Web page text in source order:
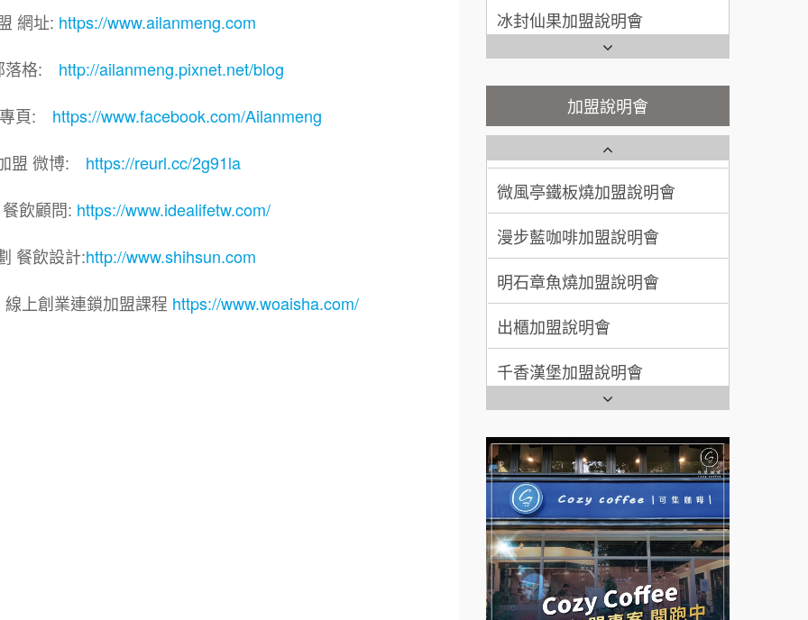
網址: https://www.ailanmeng.com
落格: http://ailanmeng.pixnet.net/blog
頁: https://www.facebook.com/Ailanmeng
盟 微博: https://reurl.cc/2g91la
飲顧問: https://www.idealifetw.com/
餐飲設計:http://www.shihsun.com
上創業連鎖加盟課程 https://www.woaisha.com/
何 先生/小姐
加盟預算 100萬~300萬
呂 先生/小姐 新竹市
200萬~400萬
顏 先生/小姐 台北市
加盟預算 100萬 ~ 200萬
廖 先生/小姐
200萬~300萬
冰封仙果加盟說明會
Ramble Café 漫步藍咖啡加盟
說明會
微風亭鐵板燒加盟說明會
鮮茶道加盟說明會
【曉妍美妝】誠徵行政櫃檯
自助洗衣店誠徵代洗收送人員
(台中市)
MUSHEN徵SPA美容芳療師
日十。早午食加盟說明會
拾鑶火鍋加盟說明會
全家加盟說明會
台灣G湯加盟說明會
彭富貴加盟說明會
NU PASTA義大利麵加盟說明
會
潮鍋癮加盟說明會
加盟說明會
潮味決-湯滷專門店加盟說明會
鬍子茶加盟說明會
鮮茶道加盟說明會
微風亭鐵板燒加盟說明會
漫步藍咖啡加盟說明會
明石章魚燒加盟說明會
出櫃加盟說明會
千香漢堡加盟說明會
七盞茶加盟說明會
拉亞漢堡加盟說明會
杜芳子古味茶鋪加盟說明會
優握握×酸奶大獅加盟說明會
冬城門加盟說明會